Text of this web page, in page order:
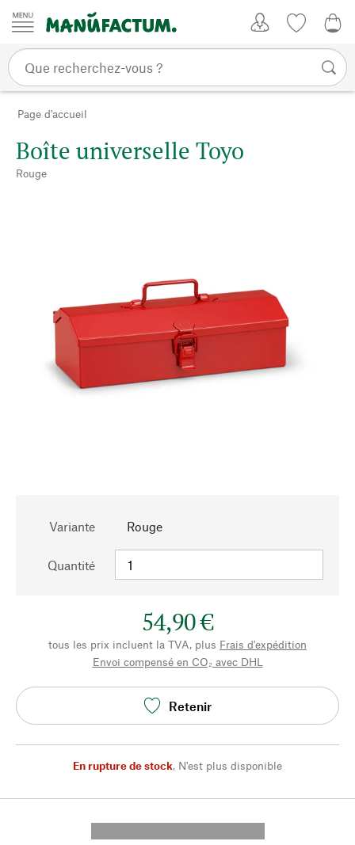
Passer au contenu
Page d'accueil
Boîte universelle Toyo
Rouge
Variante Rouge
Quantité
54,90 €
tous les prix incluent la TVA, plus Frais d'expédition
Envoi compensé en CO₂ avec DHL
Retenir
En rupture de stock, N'est plus disponible